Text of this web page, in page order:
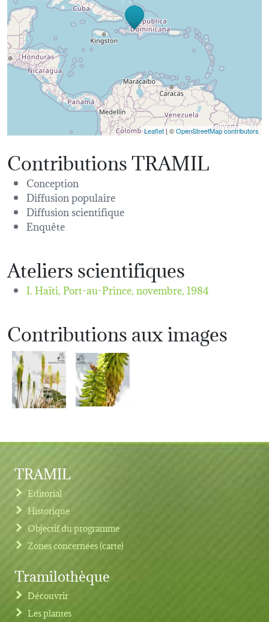
Leaflet | ©OpenStreetMap contributors
Contributions TRAMIL
Conception
Diffusion populaire
Diffusion scientifique
Enquête
Ateliers scientifiques
I. Haïti, Port-au-Prince,novembre, 1984
Contributions aux images
TRAMIL
Editorial
Historique
Objectif du programme
Zones concernées (carte)
Tramilothèque
Découvrir
Les plantes